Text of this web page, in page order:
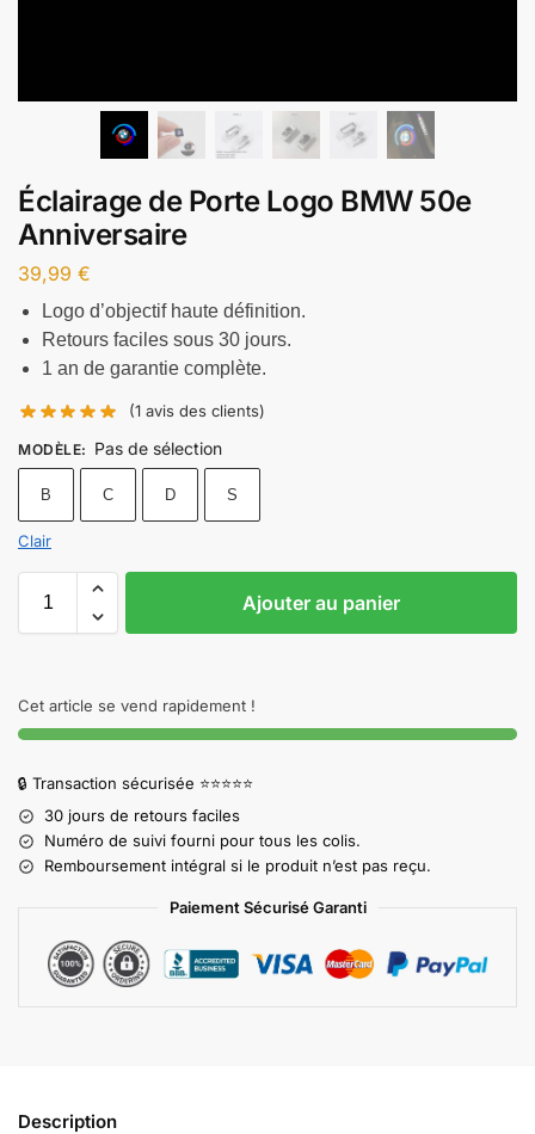
Éclairage de Porte Logo BMW 50e
Anniversaire
39,99 €
Logo d’objectif haute définition.
Retours faciles sous 30 jours.
1 an de garantie complète.
(1 avis des clients)
MODÈLE: Pas de sélection
B C D S
Clair
Ajouter au panier
Cet article se vend rapidement !
🔒 Transaction sécurisée ⭐⭐⭐⭐⭐
30 jours de retours faciles
Numéro de suivi fourni pour tous les colis.
Remboursement intégral si le produit n’est pas reçu.
Paiement Sécurisé Garanti
Description